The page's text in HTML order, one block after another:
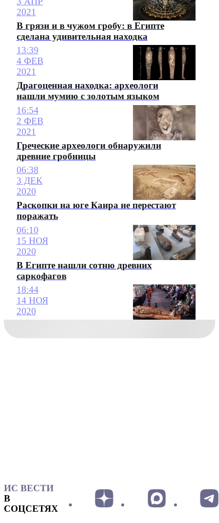
2021
В грязи и в чужом гробу: в Египте
сделана удивительная находка
13:39
4 ФЕВ
2021
Драгоценная находка: археологи
нашли мумию с золотым языком
16:54
2 ФЕВ
2021
Греческие археологи обнаружили
древние гробницы
06:38
3 ДЕК
2020
Раскопки на юге Каира не перестают
поражать
06:10
15 НОЯ
2020
В Египте нашли сотню древних
саркофагов
18:44
14 НОЯ
2020
ИС ВЕСТИ
В
СОЦСЕТЯХ